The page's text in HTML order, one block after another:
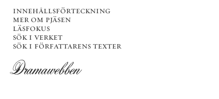
innehållsförteckning
mer om pjäsen
läsfokus
sök i verket
sök i författarens texter